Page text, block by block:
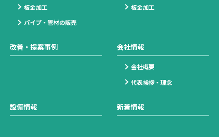
板金加工
パイプ・管材の販売
板金加工
改善・提案事例 会社情報
会社概要
代表挨拶・理念
設備情報 新着情報